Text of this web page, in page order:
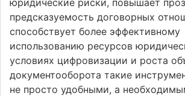
предсказуемость договорных
способствует более эффективному
использованию ресурсов
условиях цифровизации и роста
документооборота такие
не просто удобными, а